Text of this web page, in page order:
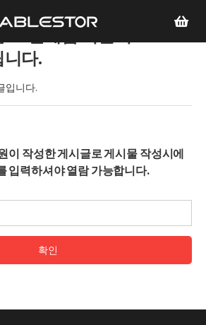
다.
입니다.
이 작성한 게시글로 게시물 작성시에
입력하셔야 열람 가능합니다.